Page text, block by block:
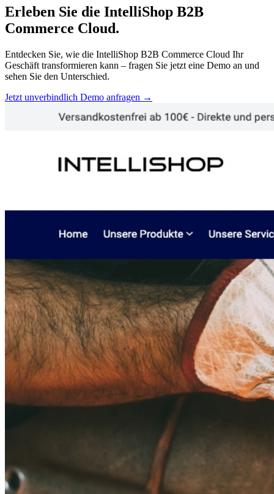
Erleben Sie die IntelliShop B2B
Commerce Cloud.
Entdecken Sie, wie die IntelliShop B2B Commerce Cloud Ihr
Geschäft transformieren kann – fragen Sie jetzt eine Demo an und
sehen Sie den Unterschied.
Jetzt unverbindlich Demo anfragen →